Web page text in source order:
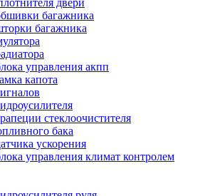
багажника
багажника
управления акпп
капота
стеклоочистителя
бака
ускорения
управления климат контролем